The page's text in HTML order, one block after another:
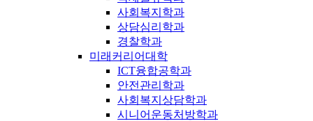
사회복지학과
상담심리학과
경찰학과
미래커리어대학
ICT융합공학과
안전관리학과
사회복지상담학과
시니어운동처방학과